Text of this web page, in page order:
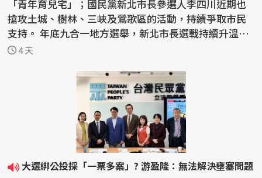
「青年育兒宅」；國民黨新北市長參選人李四川近期也
搶攻土城、樹林、三峽及鶯歌區的活動，持續爭取市民
支持。 年底九合一地方選舉，新北市長選戰持續升溫，
民進黨...
4 天
大選綁公投採「一票多案」? 游盈隆：無法解決壅塞問題